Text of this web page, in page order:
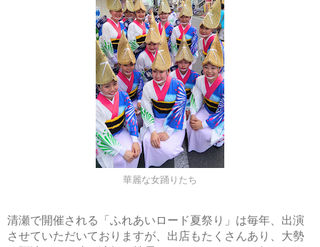
華麗な女踊りたち
清瀬で開催される「ふれあいロード夏祭り」は毎年、出演
させていただいておりますが、出店もたくさんあり、大勢